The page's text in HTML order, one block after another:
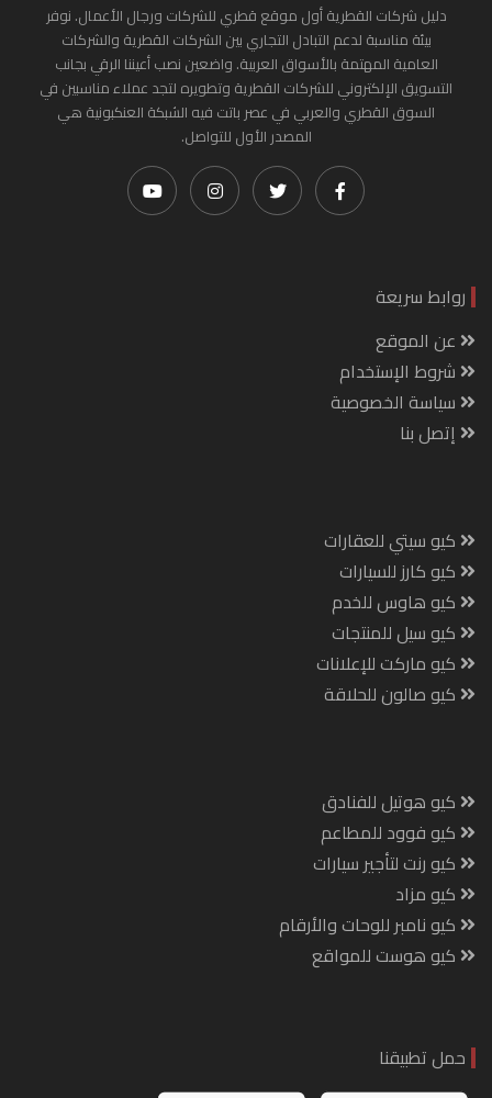
دليل شركات القطرية أول موقع قطري للشركات ورجال الأعمال. نوفر
بيئة مناسبة لدعم التبادل التجاري بين الشركات القطرية والشركات
العامية المهتمة بالأسواق العربية. واضعين نصب أعيننا الرقي بجانب
التسويق الإلكتروني للشركات القطرية وتطويره لتجد عملاء مناسبين في
السوق القطري والعربي في عصر باتت فيه الشبكة العنكبونية هي
المصدر الأول للتواصل.
روابط سريعة
عن الموقع
شروط الإستخدام
سياسة الخصوصية
إتصل بنا
كيو سيتي للعقارات
كيو كارز للسيارات
كيو هاوس للخدم
كيو سيل للمنتجات
كيو ماركت للإعلانات
كيو صالون للحلاقة
كيو هوتيل للفنادق
كيو فوود للمطاعم
كيو رنت لتأجير سيارات
كيو مزاد
كيو نامبر للوحات والأرقام
كيو هوست للمواقع
حمل تطبيقنا